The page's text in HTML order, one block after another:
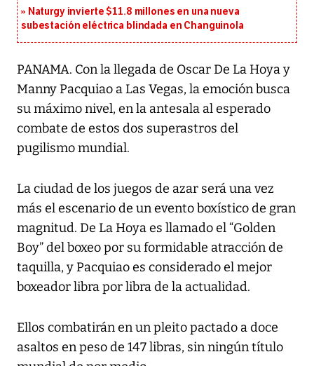
Naturgy invierte $11.8 millones en una nueva
subestación eléctrica blindada en Changuinola
PANAMA. Con la llegada de Oscar De La Hoya y
Manny Pacquiao a Las Vegas, la emoción busca
su máximo nivel, en la antesala al esperado
combate de estos dos superastros del
pugilismo mundial.
La ciudad de los juegos de azar será una vez
más el escenario de un evento boxístico de gran
magnitud. De La Hoya es llamado el “Golden
Boy” del boxeo por su formidable atracción de
taquilla, y Pacquiao es considerado el mejor
boxeador libra por libra de la actualidad.
Ellos combatirán en un pleito pactado a doce
asaltos en peso de 147 libras, sin ningún título